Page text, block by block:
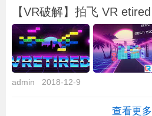
【VR破解】拍飞 VR etired
admin 2018-12-9
查看更多